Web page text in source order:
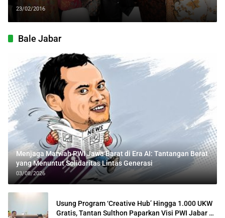
23/02/2016
Bale Jabar
Menjaga Marwah PWI Jawa Barat di Era AI: Tantangan Berat
yang Menuntut Solidaritas Lintas Generasi
03/08/2026
Usung Program ‘Creative Hub’ Hingga 1.000 UKW
Gratis, Tantan Sulthon Paparkan Visi PWI Jabar di